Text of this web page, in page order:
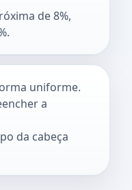
de 8%,
uniforme.
a
da cabeça